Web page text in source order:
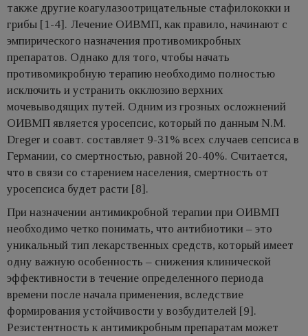
также другие коагулазоотрицательные стафилококки и
грибы [1-4]. Лечение ОИВМП, как правило, начинают с
эмпирического назначения противомикробных
препаратов. Однако для того, чтобы начать
противомикробную терапию необходимо полностью
исключить и устранить окклюзию верхних
мочевыводящих путей. Одним из грозных осложнений
ОИВМП является уросепсис, который по данным N.M.
Dreger и соавт. составляет 9-31% всех случаев сепсиса в
Германии, со смертностью, равной 20-40%. Считается,
что в связи со старением населения, смертность от
уросепсиса будет расти [8].
При назначении антимикробной терапии при ОИВМП
необходимо четко понимать, что антибиотики – это
уникальный тип лекарственных средств, который имеет
одну важную особенность – снижения клинической
эффективности в течение определенного периода
времени после начала применения, вследствие
формирования устойчивости у возбудителей [9].
Резистентность к антимикробным препаратам может